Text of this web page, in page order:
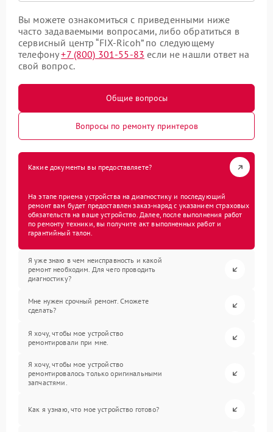
Вы можете ознакомиться с приведенными ниже
часто задаваемыми вопросами, либо обратиться в
сервисный центр “FIX-Ricoh” по следующему
телефону+7 (800) 301-55-83 если не нашли ответ на
свой вопрос.
Общие вопросы
Вопросы по ремонту принтеров
Какие документы вы предоставляете?
На этапе приема устройства на диагностику и последующий
ремонт вам будет предоставлен заказ-наряд с указанием страховых
обязательств на ваше устройство. Далее, после выполнения работ
по ремонту техники, вы получите акт выполненных работ и
гарантийный талон.
Я уже знаю в чем неисправность и какой
ремонт необходим. Для чего проводить
диагностику?
Мне нужен срочный ремонт. Сможете
сделать?
Я хочу, чтобы мое устройство
ремонтировали при мне.
Я хочу, чтобы мое устройство
ремонтировалось только оригинальными
запчастями.
Как я узнаю, что мое устройство готово?